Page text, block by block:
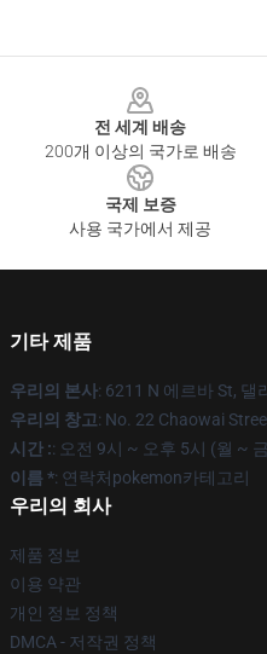
전 세계 배송
200개 이상의 국가로 배송
국제 보증
사용 국가에서 제공
기타 제품
우리의 본사: 6211 N 에르바 St, 댈
우리의 창고: No. 22 Chaowai
시간 :: 오전 9시 ~ 오후 5시 (월 ~
이름 *: 연락처pokemon카테고리
우리의 회사
제품 정보
이용 약관
개인 정보 정책
DMCA - 저작권 정책